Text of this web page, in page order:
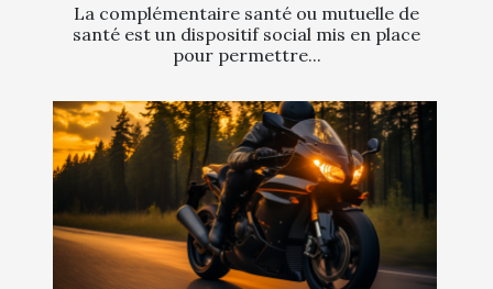
La complémentaire santé ou mutuelle de
santé est un dispositif social mis en place
pour permettre...